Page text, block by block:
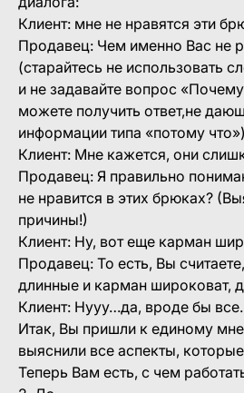
Клиент: мне не нравятся эти
Продавец: Чем именно Вас не
(старайтесь не использовать
и не задавайте вопрос
можете получить ответ,не
информации типа «потому что»)
Клиент: Мне кажется, они
Продавец: Я правильно
не нравится в этих брюках?
причины!)
Клиент: Ну, вот еще карман
Продавец: То есть, Вы
длинные и карман широковат,
Клиент: Нууу…да, вроде бы все.
Итак, Вы пришли к единому
выяснили все аспекты,
Теперь Вам есть, с чем